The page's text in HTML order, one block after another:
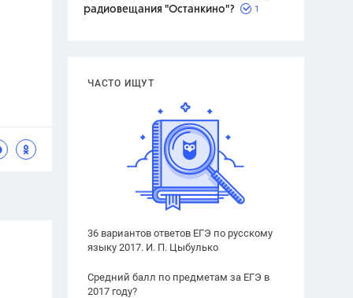
радиовещания "Останкино"?
1
ЧАСТО ИЩУТ
36 вариантов ответов ЕГЭ по русскому
языку 2017. И. П. Цыбулько
Средний балл по предметам за ЕГЭ в
2017 году?